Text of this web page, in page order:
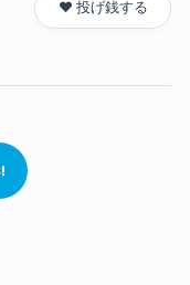
❤️ 投げ銭する